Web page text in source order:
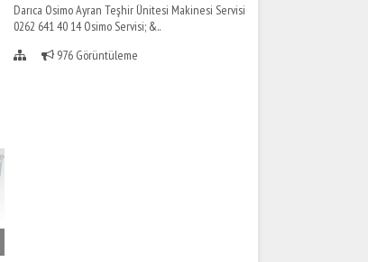
Darıca Osimo Ayran Teşhir Ünitesi Makinesi Servisi
0262 641 40 14 Osimo Servisi; &..
976 Görüntüleme